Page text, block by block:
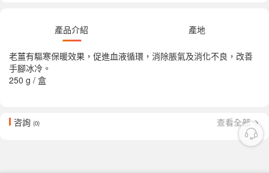
產品介紹 產地
老薑有驅寒保暖效果，促進血液循環，消除脹氣及消化不良，改善
手腳冰冷。
250 g / 盒
咨詢 (0) 查看全部